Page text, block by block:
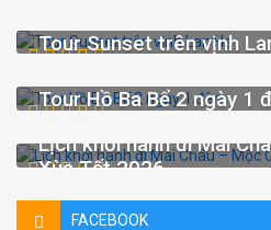
Tour Sunset trên vịnh
Tour Hồ Ba Bể 2 ngày 1
Lịch khởi hành đi Mai
Xùa Tết 2026
FACEBOOK